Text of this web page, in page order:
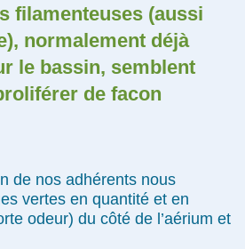
filamenteuses (aussi
normalement déjà
le bassin, semblent
de facon
de nos adhérents nous
vertes en quantité et en
odeur) du côté de l’aérium et